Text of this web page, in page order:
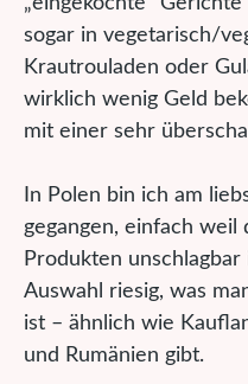
sogar in vegetarisch/
Krautrouladen oder
wirklich wenig Geld
mit einer sehr
In Polen bin ich am
gegangen, einfach weil
Produkten
Auswahl riesig, was
ist – ähnlich wie
und Rumänien gibt.